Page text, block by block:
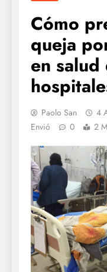
Cómo
queja
en
Paolo San
4
Envió
0 2